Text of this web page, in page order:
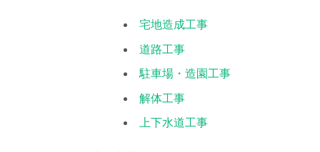
宅地造成工事
道路工事
駐車場・造園工事
解体工事
上下水道工事